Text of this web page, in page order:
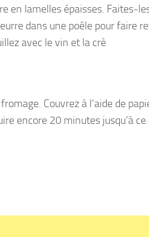
en lamelles épaisses. Faites-
dans une poêle pour faire
avec le vin et la crè
Couvrez à l’aide de
encore 20 minutes jusqu’à